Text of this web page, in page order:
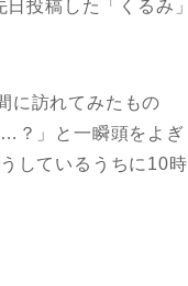
日投稿した「くるみ」
に訪れてみたもの
？」と一瞬頭をよぎ
しているうちに 10時